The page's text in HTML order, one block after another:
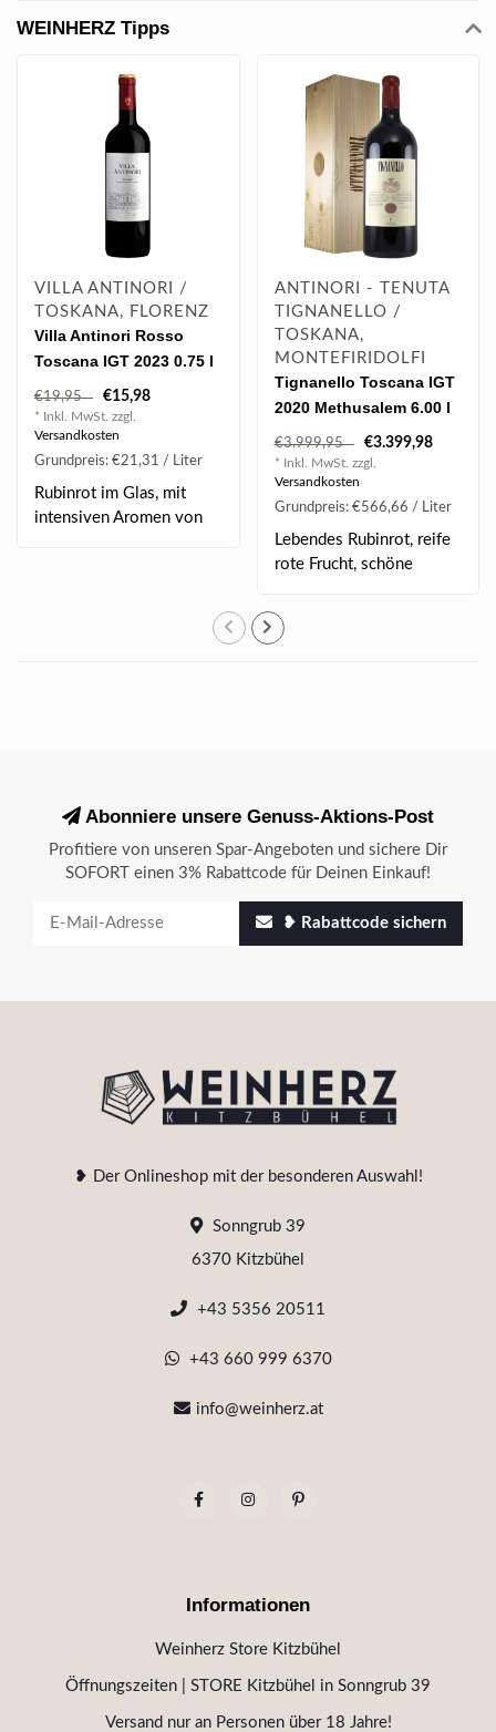
WEINHERZ Tipps
VILLA ANTINORI /
TOSKANA, FLORENZ
Villa Antinori Rosso
Toscana IGT 2023 0.75 l
€19,95 €15,98
* Inkl. MwSt. zzgl.
Versandkosten
Grundpreis: €21,31 / Liter
Rubinrot im Glas, mit
intensiven Aromen von
ANTINORI - TENUTA
TIGNANELLO /
TOSKANA,
MONTEFIRIDOLFI
Tignanello Toscana IGT
2020 Methusalem 6.00 l
€3.999,95 €3.399,98
* Inkl. MwSt. zzgl.
Versandkosten
Grundpreis: €566,66 / Liter
Lebendes Rubinrot, reife
rote Frucht, schöne
Abonniere unsere Genuss-Aktions-Post
Profitiere von unseren Spar-Angeboten und sichere Dir
SOFORT einen 3% Rabattcode für Deinen Einkauf!
❥ Rabattcode sichern
❥ Der Onlineshop mit der besonderen Auswahl!
Sonngrub 39
6370 Kitzbühel
+43 5356 20511
+43 660 999 6370
info@weinherz.at
Informationen
Weinherz Store Kitzbühel
Öffnungszeiten | STORE Kitzbühel in Sonngrub 39
Versand nur an Personen über 18 Jahre!